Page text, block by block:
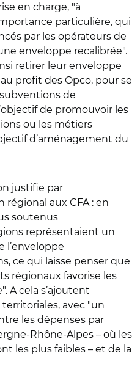
en charge, "à
particulière, qui
par les opérateurs de
enveloppe recalibrée".
retirer leur enveloppe
profit des Opco, pour se
de
de promouvoir les
ou les métiers
d’aménagement du
justifie par
régional aux CFA : en
soutenus
représentaient un
l’enveloppe
ce qui laisse penser que
régionaux favorise les
A cela s’ajoutent
avec "un
les dépenses par
Rhône-Alpes – où les
les plus faibles – et de la